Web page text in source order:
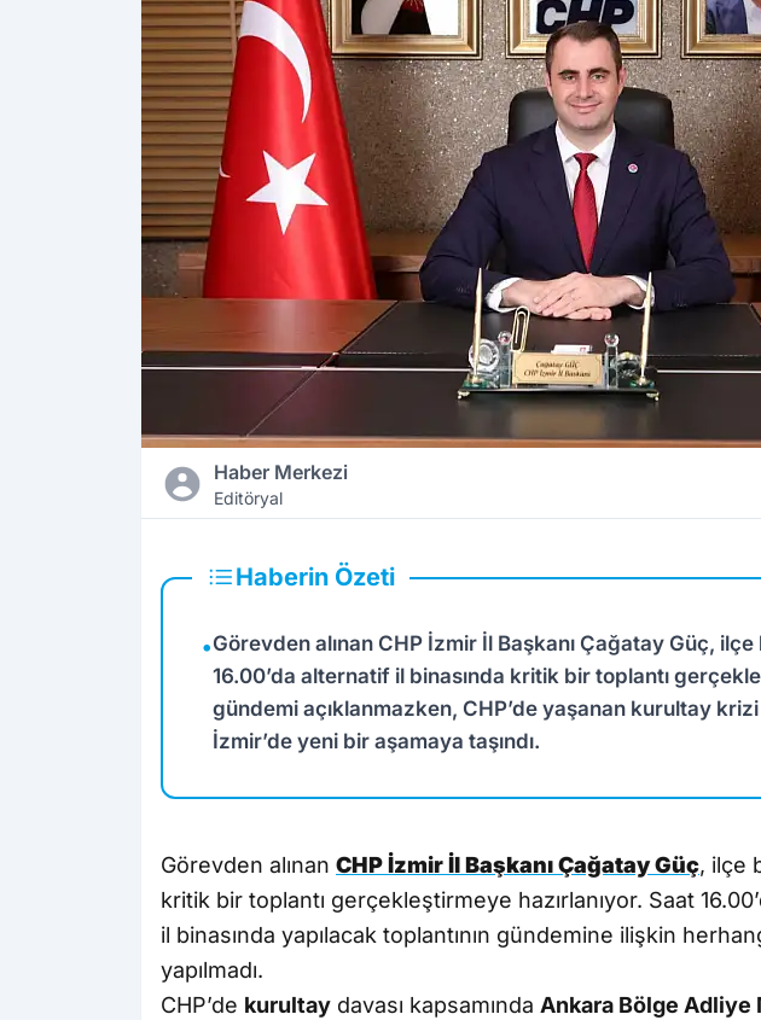
Haber Merkezi
Editöryal
Haberin Özeti
•Görevden alınan CHP İzmir İl Başkanı Çağatay Güç,
16.00’da alternatif il binasında kritik bir toplantı
gündemi açıklanmazken, CHP’de yaşanan kurultay krizi
İzmir’de yeni bir aşamaya taşındı.
Görevden alınan CHP İzmir İl Başkanı Çağatay Güç, ilçe
kritik bir toplantı gerçekleştirmeye hazırlanıyor. Saat
il binasında yapılacak toplantının gündemine ilişkin
yapılmadı.
CHP’de kurultay davası kapsamında Ankara Bölge Adliye